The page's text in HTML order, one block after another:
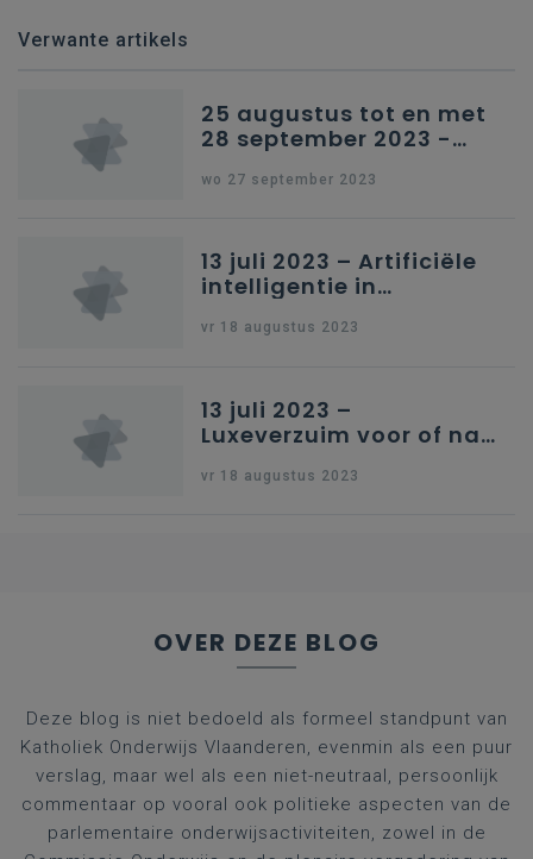
Verwante artikels
25 augustus tot en met
28 september 2023 -
wo 27 september 2023
13 juli 2023 – Artificiële
intelligentie in
vr 18 augustus 2023
13 juli 2023 –
Luxeverzuim voor of na
vr 18 augustus 2023
OVER DEZE BLOG
Deze blog is niet bedoeld als formeel standpunt van
Katholiek Onderwijs Vlaanderen, evenmin als een puur
verslag, maar wel als een niet-neutraal, persoonlijk
commentaar op vooral ook politieke aspecten van de
parlementaire onderwijsactiviteiten, zowel in de